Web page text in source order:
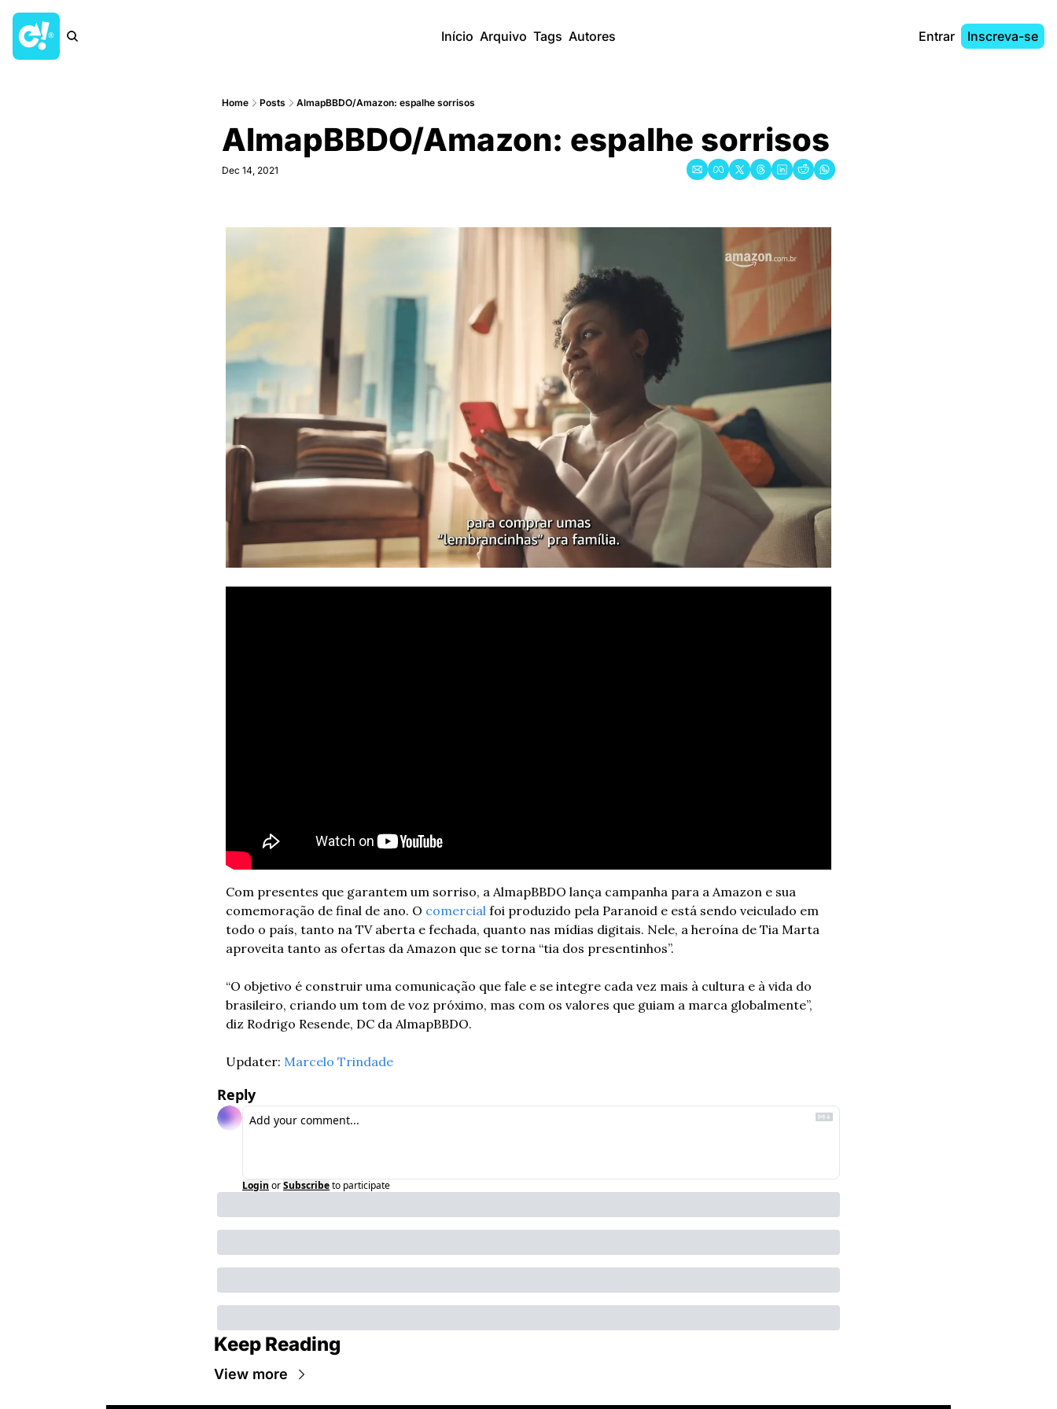
Início Arquivo Tags Autores Entrar Inscreva-se
Home Posts AlmapBBDO/Amazon: espalhe sorrisos
AlmapBBDO/Amazon: espalhe sorrisos
Dec 14, 2021
Com presentes que garantem um sorriso, a AlmapBBDO lança campanha para a Amazon e sua
comemoração de final de ano. O comercial foi produzido pela Paranoid e está sendo veiculado em
todo o país, tanto na TV aberta e fechada, quanto nas mídias digitais. Nele, a heroína de Tia Marta
aproveita tanto as ofertas da Amazon que se torna “tia dos presentinhos”.
“O objetivo é construir uma comunicação que fale e se integre cada vez mais à cultura e à vida do
brasileiro, criando um tom de voz próximo, mas com os valores que guiam a marca globalmente”,
diz Rodrigo Resende, DC da AlmapBBDO.
Updater: Marcelo Trindade
Reply
Login orSubscribeto participate
Keep Reading
View more